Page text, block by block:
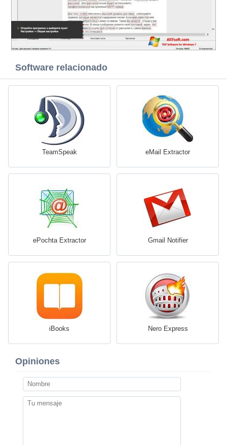
Software relacionado
TeamSpeak eMail Extractor
ePochta Extractor Gmail Notifier
iBooks Nero Express
Opiniones